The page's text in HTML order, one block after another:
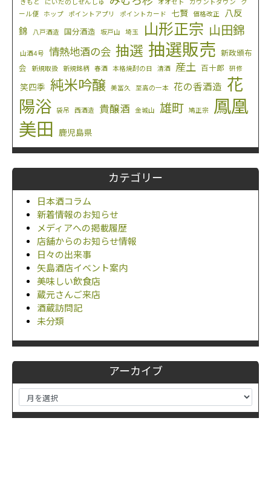
きもと にいだのしぜんしゅ オオセト カウントダウン
ク
ール便
ホップ ポイントアプリ ポイントカード 七賢 価格改正
八反
錦
八戸酒造 国分酒造 坂戸山 埼玉 山形正宗 山田錦
山酒4号 情熱地酒の会 抽選 抽選販売 新政頒布
会
新規取扱 新規銘柄 春酒 本格焼酎の日 清酒 産土 百十郎 研修
笑四季 純米吟醸 美冨久 至高の一本 花の香酒造 花
陽浴
袋吊 西酒造 貴醸酒 金城山 雄町 鳩正宗
鳳凰
美田
鹿児島県
カテゴリー
日本酒コラム
新着情報のお知らせ
メディアへの掲載履歴
店舗からのお知らせ情報
日々の出来事
矢島酒店イベント案内
美味しい飲食店
蔵元さんご来店
酒蔵訪問記
未分類
アーカイブ